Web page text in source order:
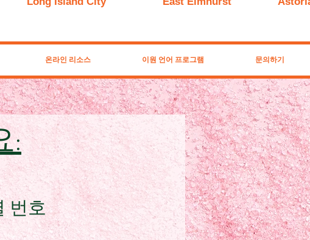
온라인 리소스 이원 언어 프로그램 문의하기
:
번호